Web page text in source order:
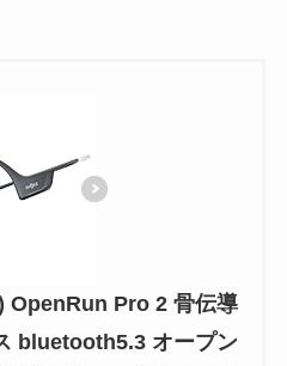
OpenRun Pro 2 骨伝導
bluetooth5.3 オープン